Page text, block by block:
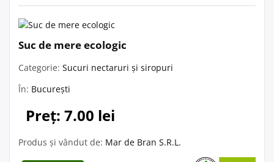
Suc de mere ecologic
Categorie: Sucuri nectaruri și siropuri
În: București
Preț: 7.00 lei
Produs și vândut de: Mar de Bran S.R.L.